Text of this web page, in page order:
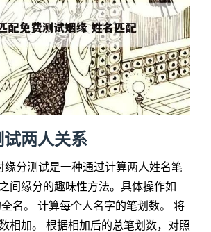
两人关系
缘分测试是一种通过计算两人姓名笔
间缘分的趣味性方法。具体操作如
名。 计算每个人名字的笔划数。 将
相加。 根据相加后的总笔划数，对照